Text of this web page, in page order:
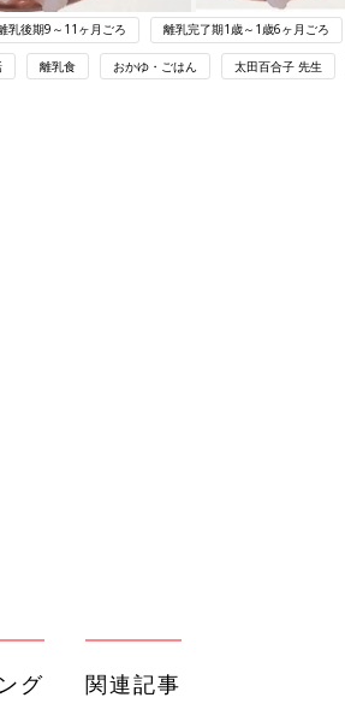
乳後期9～11ヶ月ごろ 離乳完了期1歳～1歳6ヶ月ごろ
離乳食 おかゆ・ごはん 太田百合子 先生